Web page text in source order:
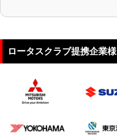
ロータスクラブ提携企業様